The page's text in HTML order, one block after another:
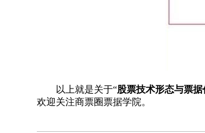
以上就是关于“股票技术形态与票
欢迎关注商票圈票据学院。